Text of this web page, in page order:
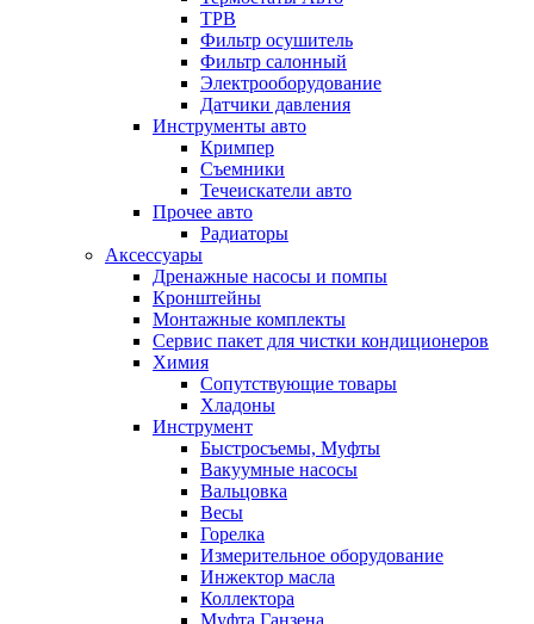
ТРВ
Фильтр осушитель
Фильтр салонный
Электрооборудование
Датчики давления
Инструменты авто
Кримпер
Съемники
Течеискатели авто
Прочее авто
Радиаторы
Аксессуары
Дренажные насосы и помпы
Кронштейны
Монтажные комплекты
Сервис пакет для чистки кондиционеров
Химия
Сопутствующие товары
Хладоны
Инструмент
Быстросъемы, Муфты
Вакуумные насосы
Вальцовка
Весы
Горелка
Измерительное оборудование
Инжектор масла
Коллектора
Муфта Ганзена